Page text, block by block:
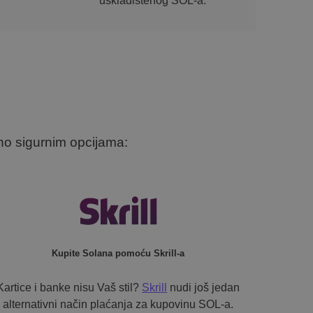
sigurnim opcijama:
Kupite Solana pomoću Skrill-a
i banke nisu Vaš stil? Skrill
nudi još jedan
alternativni način plaćanja za kupovinu SOL-a.